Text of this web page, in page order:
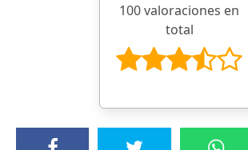
100 valoraciones en
total